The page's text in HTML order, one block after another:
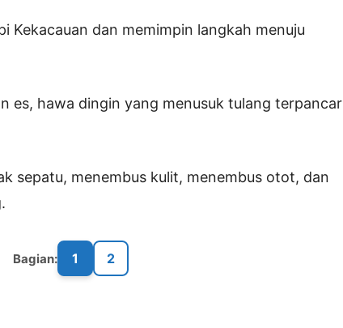
Kekacauan dan memimpin langkah menuju
es, hawa dingin yang menusuk tulang terpancar
sepatu, menembus kulit, menembus otot, dan
Bagian: 1 2